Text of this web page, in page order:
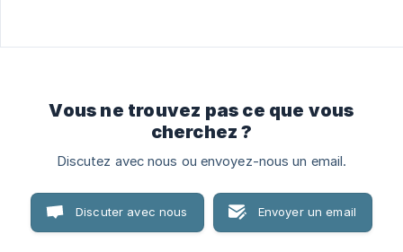
Vous ne trouvez pas ce que vous
cherchez ?
Discutez avec nous ou envoyez-nous un email.
Discuter avec nous Envoyer un email